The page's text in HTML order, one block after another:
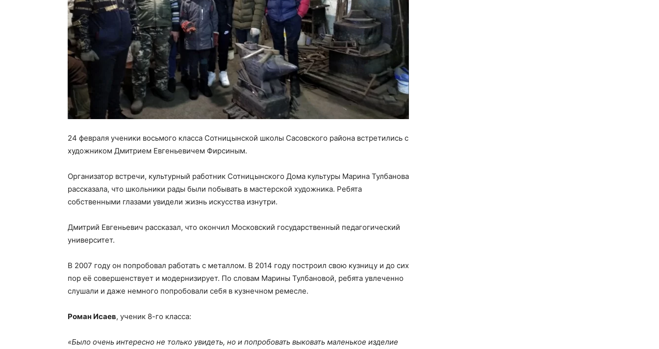
24 февраля ученики восьмого класса Сотницынской школы Сасовского района встретились с
художником Дмитрием Евгеньевичем Фирсиным.
Организатор встречи, культурный работник Сотницынского Дома культуры Марина Тулбанова
рассказала, что школьники рады были побывать в мастерской художника. Ребята
собственными глазами увидели жизнь искусства изнутри.
Дмитрий Евгеньевич рассказал, что окончил Московский государственный педагогический
университет.
В 2007 году он попробовал работать с металлом. В 2014 году построил свою кузницу и до сих
пор её совершенствует и модернизирует. По словам Марины Тулбановой, ребята увлеченно
слушали и даже немного попробовали себя в кузнечном ремесле.
Роман Исаев, ученик 8-го класса:
«Было очень интересно не только увидеть, но и попробовать выковать маленькое изделие